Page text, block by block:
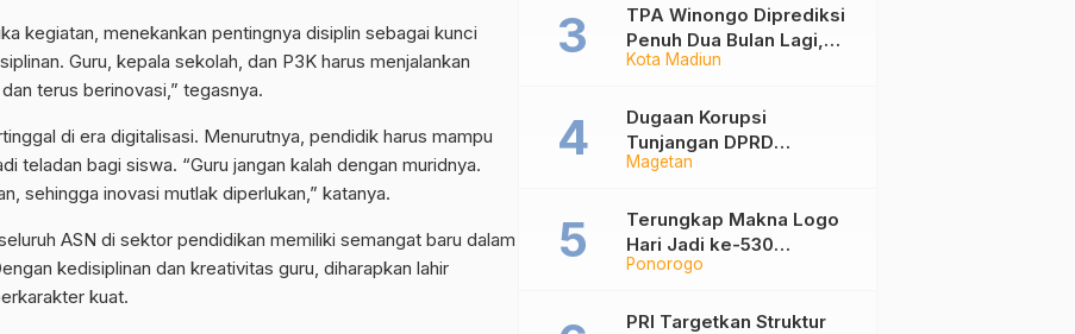
kegiatan, menekankan pentingnya disiplin sebagai kunci
Guru, kepala sekolah, dan P3K harus menjalankan
terus berinovasi,” tegasnya.
di era digitalisasi. Menurutnya, pendidik harus mampu
teladan bagi siswa. “Guru jangan kalah dengan muridnya.
sehingga inovasi mutlak diperlukan,” katanya.
ASN di sektor pendidikan memiliki semangat baru dalam
kedisiplinan dan kreativitas guru, diharapkan lahir
kuat.
Epidemiologi
Kota Madiun
TPA Winongo Diprediksi
Penuh Dua Bulan Lagi,
Ketua DPRD Kota Madiun
Penanganan Sampah
Magetan
Dugaan Korupsi
Tunjangan DPRD
Ponorogo Jadi Alarm,
Perkuat Tata Kelola
Administrasi
Ponorogo
Terungkap Makna Logo
Hari Jadi ke-530
Ponorogo, Angka 530
Sekar Kinanthi
PRI Targetkan Struktur